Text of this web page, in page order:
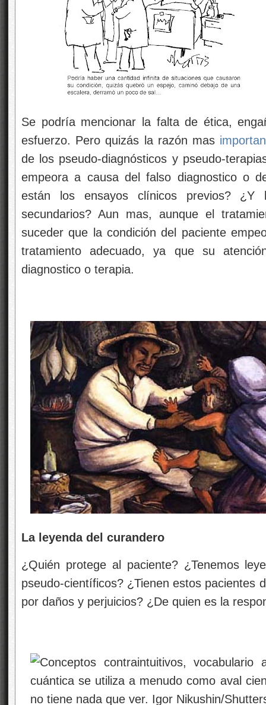
Se podría mencionar la falta de ética,
esfuerzo. Pero quizás la razón mas
de los pseudo-diagnósticos y pseudo-
empeora a causa del falso diagnostico o
están los ensayos clínicos previos? ¿Y
secundarios? Aun mas, aunque el
suceder que la condición del paciente
tratamiento adecuado, ya que su
diagnostico o terapia.
La leyenda del curandero
¿Quién protege al paciente? ¿Tenemos
pseudo-científicos? ¿Tienen estos pacientes
por daños y perjuicios? ¿De quien es la